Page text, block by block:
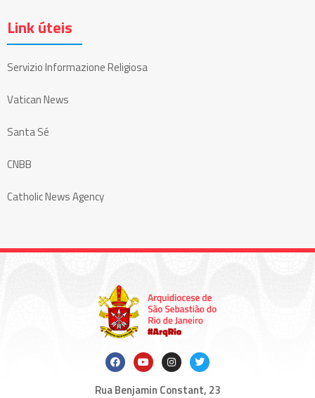
Link úteis
Servizio Informazione Religiosa
Vatican News
Santa Sé
CNBB
Catholic News Agency
Rua Benjamin Constant, 23